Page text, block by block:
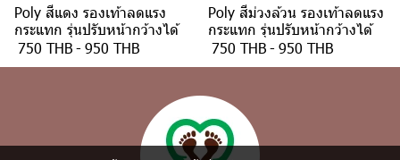
Poly สีแดง รองเท้าลดแรง
กระแทก รุ่นปรับหน้ากว้างได้
750 THB-950 THB
Poly สีม่วงล้วน รองเท้าลดแรง
กระแทก รุ่นปรับหน้ากว้างได้
750 THB-950 THB